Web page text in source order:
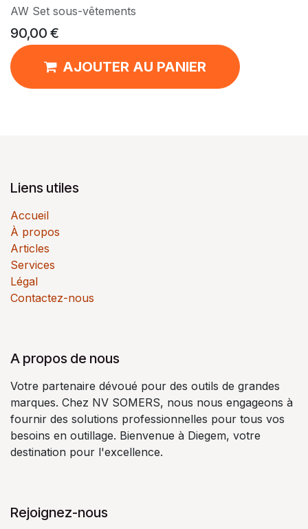
AW Set sous-vêtements
90,00 €
AJOUTER AU PANIER
Liens utiles
Accueil
À propos
Articles
Services
Légal
Contactez-nous
A propos de nous
Votre partenaire dévoué pour des outils de grandes
marques. Chez NV SOMERS, nous nous engageons à
fournir des solutions professionnelles pour tous vos
besoins en outillage. Bienvenue à Diegem, votre
destination pour l'excellence.
Rejoignez-nous